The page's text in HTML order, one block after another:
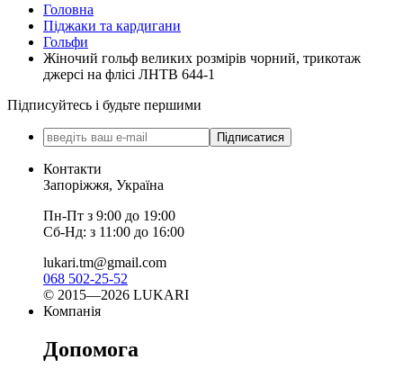
Головна
Піджаки та кардигани
Гольфи
Жіночий гольф великих розмірів чорний, трикотаж
джерсі на флісі ЛНТВ 644-1
Підписуйтесь і будьте першими
Підписатися
Контакти
Запоріжжя, Україна
Пн-Пт з 9:00 до 19:00
Сб-Нд: з 11:00 до 16:00
lukari.tm@gmail.com
068 502-25-52
© 2015—2026 LUKARI
Компанія
Допомога